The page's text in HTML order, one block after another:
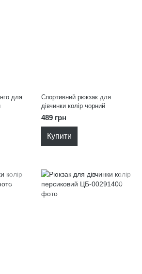
для
Спортивний рюкзак для
дівчинки колір чорний
489 грн
Купити